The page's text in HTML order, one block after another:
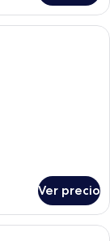
con una cama
Ver precio
de hotel con cama,